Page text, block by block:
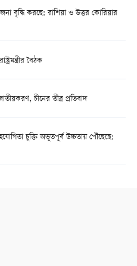
বৃদ্ধি করছে: রাশিয়া ও উত্তর কোরিয়ার
বৈঠক
চীনের তীব্র প্রতিবাদ
চুক্তি অভূতপূর্ব উচ্চতায় পৌঁছেছে: